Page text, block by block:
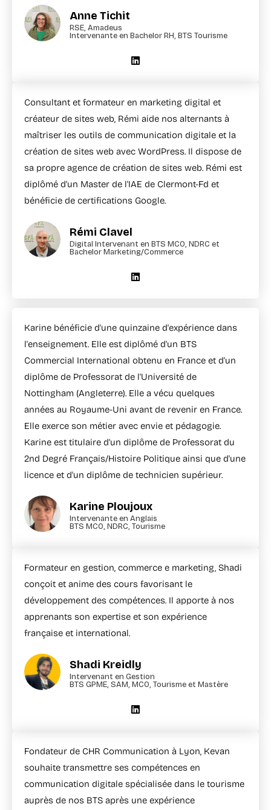
Anne Tichit
RSE, Amadeus
Intervenante en Bachelor RH, BTS Tourisme
Consultant et formateur en marketing digital et
créateur de sites web, Rémi aide nos alternants à
maîtriser les outils de communication digitale et la
création de sites web avec WordPress. Il dispose de
sa propre agence de création de sites web. Rémi est
diplômé d'un Master de l'IAE de Clermont-Fd et
bénéficie de certifications Google.
Rémi Clavel
Digital Intervenant en BTS MCO, NDRC et
Bachelor Marketing/Commerce
Karine bénéficie d'une quinzaine d'expérience dans
l'enseignement. Elle est diplômé d'un BTS
Commercial International obtenu en France et d'un
diplôme de Professorat de l'Université de
Nottingham (Angleterre). Elle a vécu quelques
années au Royaume-Uni avant de revenir en France.
Elle exerce son métier avec envie et pédagogie.
Karine est titulaire d'un diplôme de Professorat du
2nd Degré Français/Histoire Politique ainsi que d'une
licence et d'un diplôme de technicien supérieur.
Karine Ploujoux
Intervenante en Anglais
BTS MCO, NDRC, Tourisme
Formateur en gestion, commerce e marketing, Shadi
conçoit et anime des cours favorisant le
développement des compétences. Il apporte à nos
apprenants son expertise et son expérience
française et international.
Shadi Kreidly
Intervenant en Gestion
BTS GPME, SAM, MCO, Tourisme et Mastère
Fondateur de CHR Communication à Lyon, Kevan
souhaite transmettre ses compétences en
communication digitale spécialisée dans le tourisme
auprès de nos BTS après une expérience